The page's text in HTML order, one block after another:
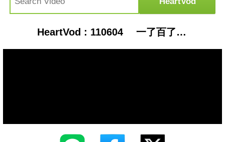
HeartVod : 110604 一了百了-信樂團 (63郎翻唱@iKala愛卡拉）